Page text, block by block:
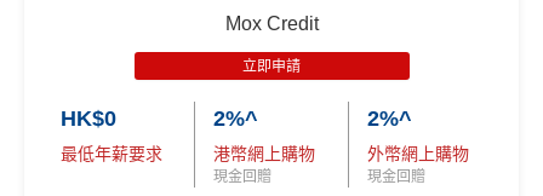
網上(海外及本地)簽賬6%
，跑贏市面上其他卡👍
日本簽賬亦有
3%回贈
入息要求親民，學生都申請得！
網購及指定商戶、網上娛樂及網上服飾簽賬可享高達
8% +FUN Dollars
5% +FUN Dollars
內曾取消任何滙豐個人信用卡基本卡。 迎新條款：
永久免年費
簡化回贈方式，無需登記，無最低簽賬要求，網上簽
2026年7月31日至8月31日11:59pm
贈，獎賞由渣打提供。
信用卡基本迎新：全新渣打信用卡客戶批卡後首1個月
簽賬滿HK$3,500就有HK$1,000簽賬回贈【渣打加碼
Mox Credit
立即申請
HK$0
最低年薪要求
2%^
港幣網上購物
現金回贈
2%^
外幣網上購物
現金回贈